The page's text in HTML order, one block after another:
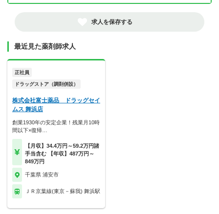
求人を保存する
最近見た薬剤師求人
正社員
ドラッグストア（調剤併設）
株式会社富士薬品 ドラッグセイ
ムス 舞浜店
創業1930年の安定企業！残業月10時
間以下×復帰…
【月収】34.4万円～59.2万円諸
手当含む 【年収】487万円～
849万円
千葉県 浦安市
ＪＲ京葉線(東京－蘇我) 舞浜駅